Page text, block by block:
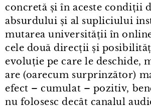
concretă și în aceste condiții
absurdului și al supliciului
mutarea universității în
cele două direcții și
evoluție pe care le deschide,
are (oarecum surprinzător)
efect – cumulat – pozitiv,
nu folosesc decât canalul